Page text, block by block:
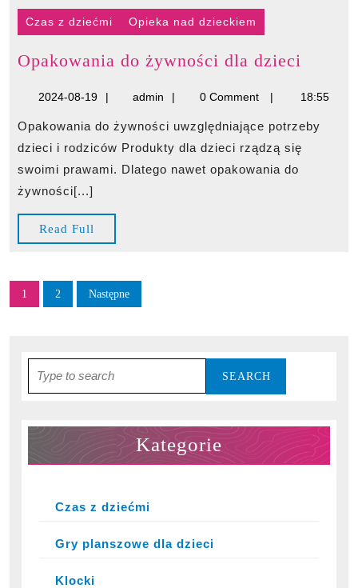
Czas z dziećmi Opieka nad dzieckiem
Opakowania do żywności dla dzieci
dla
dzieci
2024-08-192024-
19
admin admin 0 Comment 18:55
Opakowania do żywności uwzględniające potrzeby
dzieci i rodziców Produkty dla dzieci rządzą się
swoimi prawami. Dlatego nawet opakowania do
żywności[...]
Read Full
Full
Stronicowanie
wpisów
1 2 Następne
for:
Kategorie
Czas z dziećmi
Gry planszowe dla dzieci
Klocki